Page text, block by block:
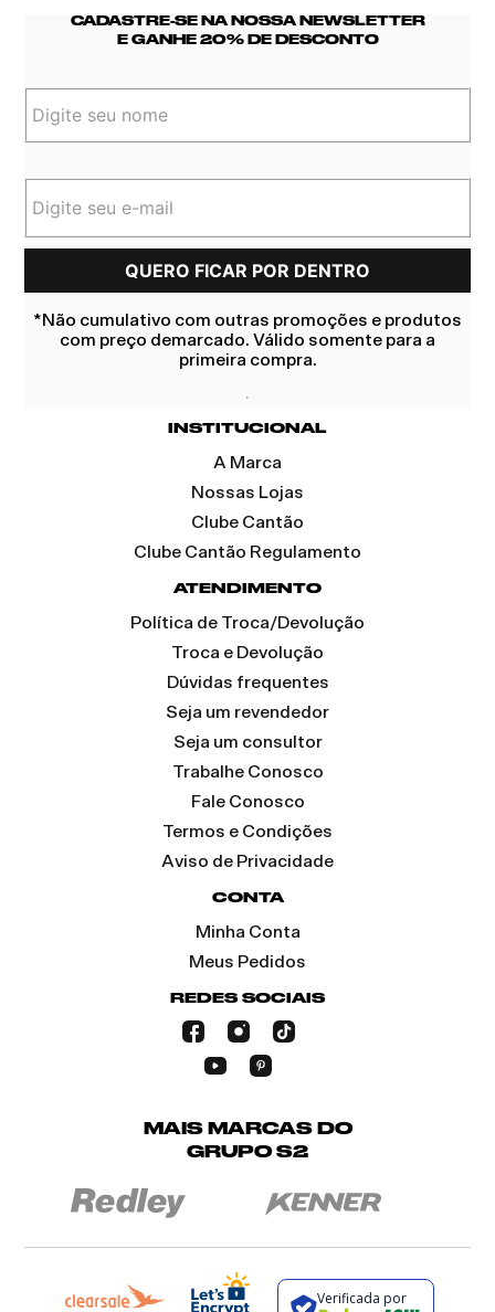
CADASTRE-SE NA NOSSA NEWSLETTER
E GANHE 20% DE DESCONTO
*Não cumulativo com outras promoções e produtos
com preço demarcado. Válido somente para a
primeira compra.
INSTITUCIONAL
A Marca
Nossas Lojas
Clube Cantão
Clube Cantão Regulamento
ATENDIMENTO
Política de Troca/Devolução
Troca e Devolução
Dúvidas frequentes
Seja um revendedor
Seja um consultor
Trabalhe Conosco
Fale Conosco
Termos e Condições
Aviso de Privacidade
CONTA
Minha Conta
Meus Pedidos
REDES SOCIAIS
MAIS MARCAS DO
GRUPO S2
Verificada por